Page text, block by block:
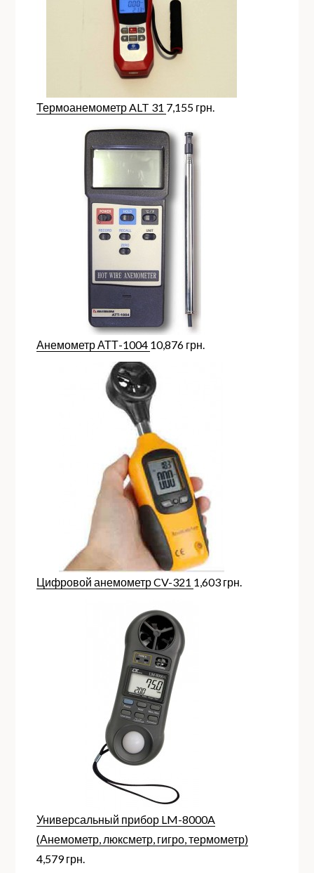
Термоанемометр ALT 31 7,155 грн.
Анемометр АТТ-1004 10,876 грн.
Цифровой анемометр CV-321 1,603 грн.
Универсальный прибор LM-8000A
(Анемометр, люксметр, гигро, термометр)
4,579грн.